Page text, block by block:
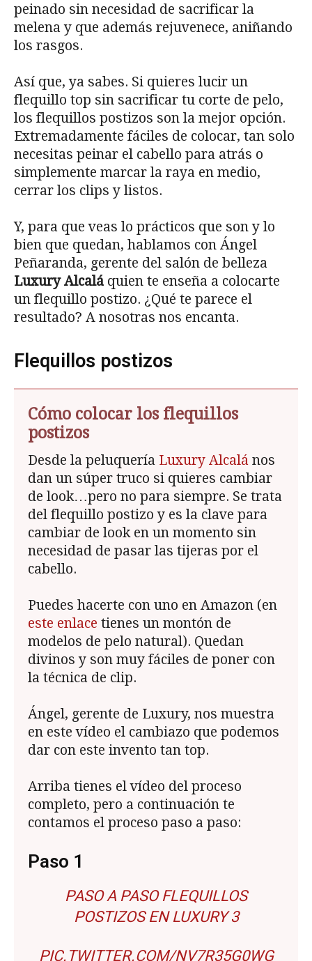
peinado sin necesidad de sacrificar la
melena y que además rejuvenece, aniñando
los rasgos.
Así que, ya sabes. Si quieres lucir un
flequillo top sin sacrificar tu corte de pelo,
los flequillos postizos son la mejor opción.
Extremadamente fáciles de colocar, tan solo
necesitas peinar el cabello para atrás o
simplemente marcar la raya en medio,
cerrar los clips y listos.
Y, para que veas lo prácticos que son y lo
bien que quedan, hablamos con Ángel
Peñaranda, gerente del salón de belleza
Luxury Alcalá quien te enseña a colocarte
un flequillo postizo. ¿Qué te parece el
resultado? A nosotras nos encanta.
Flequillos postizos
Cómo colocar los flequillos
postizos
Desde la peluquería Luxury Alcalá nos
dan un súper truco si quieres cambiar
de look…pero no para siempre. Se trata
del flequillo postizo y es la clave para
cambiar de look en un momento sin
necesidad de pasar las tijeras por el
cabello.
Puedes hacerte con uno en Amazon (en
este enlace tienes un montón de
modelos de pelo natural). Quedan
divinos y son muy fáciles de poner con
la técnica de clip.
Ángel, gerente de Luxury, nos muestra
en este vídeo el cambiazo que podemos
dar con este invento tan top.
Arriba tienes el vídeo del proceso
completo, pero a continuación te
contamos el proceso paso a paso:
Paso 1
PASO A PASO FLEQUILLOS
POSTIZOS EN LUXURY 3
PIC.TWITTER.COM/NV7R35G0WG